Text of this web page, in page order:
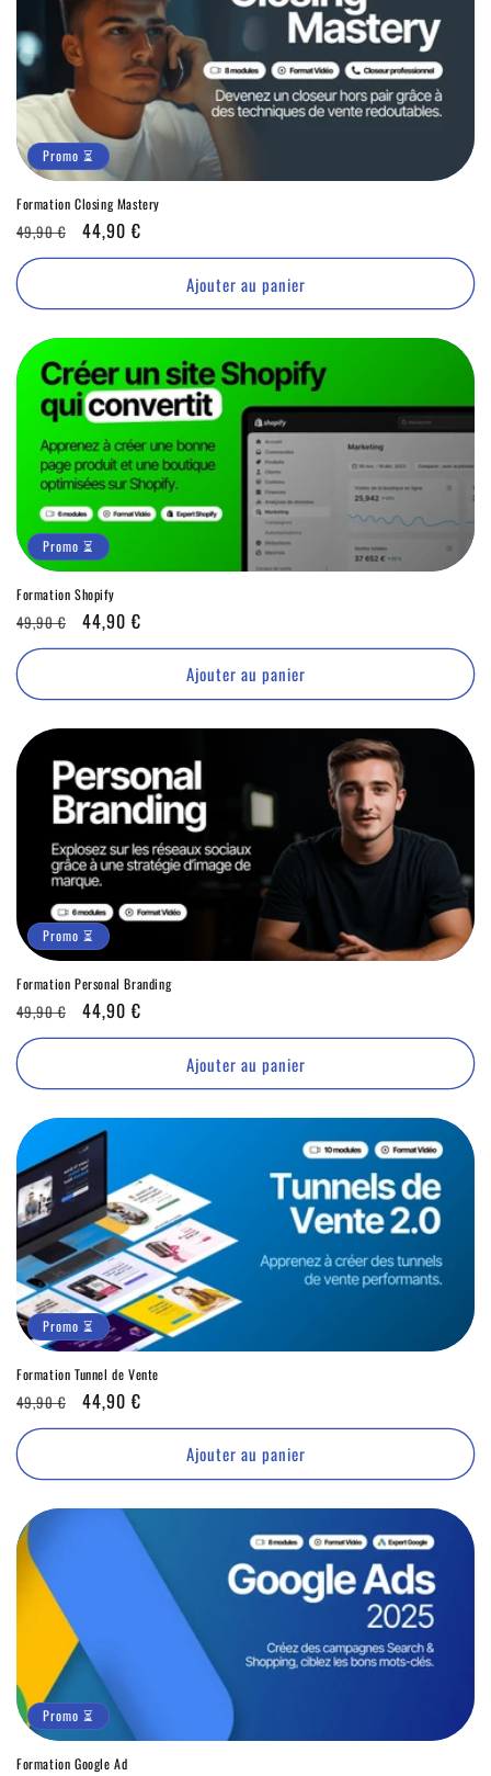
Promo ⏳
Formation Closing Mastery
Prix
habituel
49,90 €
Promo
⏳
44,90 €
Ajouter au panier
Promo ⏳
Formation Shopify
Prix
habituel
49,90 €
Promo
⏳
44,90 €
Ajouter au panier
Promo ⏳
Formation Personal Branding
Prix
habituel
49,90 €
Promo
⏳
44,90 €
Ajouter au panier
Promo ⏳
Formation Tunnel de Vente
Prix
habituel
49,90 €
Promo
⏳
44,90 €
Ajouter au panier
Promo ⏳
Formation Google Ad